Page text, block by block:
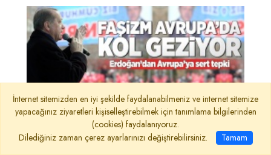
Cumhurbaşkanı Erdoğan: Faşizm Avrupa'da
kol geziyor!..
İnternet sitemizden en iyi şekilde faydalanabilmeniz ve internet sitemize
yapacağınız ziyaretleri kişiselleştirebilmek için tanımlama bilgilerinden
(cookies) faydalanıyoruz.
Dilediğiniz zaman çerez ayarlarınızı değiştirebilirsiniz.
Tamam